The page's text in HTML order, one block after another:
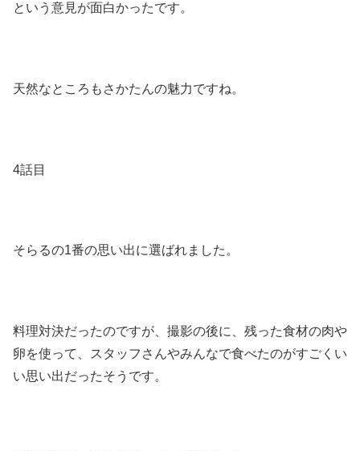
という意見が面白かったです。
天然なところもさかたんの魅力ですね。
4話目
そらるの1番の思い出に選ばれました。
料理対決だったのですが、撮影の後に、残った食材の肉や
卵を使って、スタッフさんやみんなで食べたのがすごくい
い思い出だったそうです。